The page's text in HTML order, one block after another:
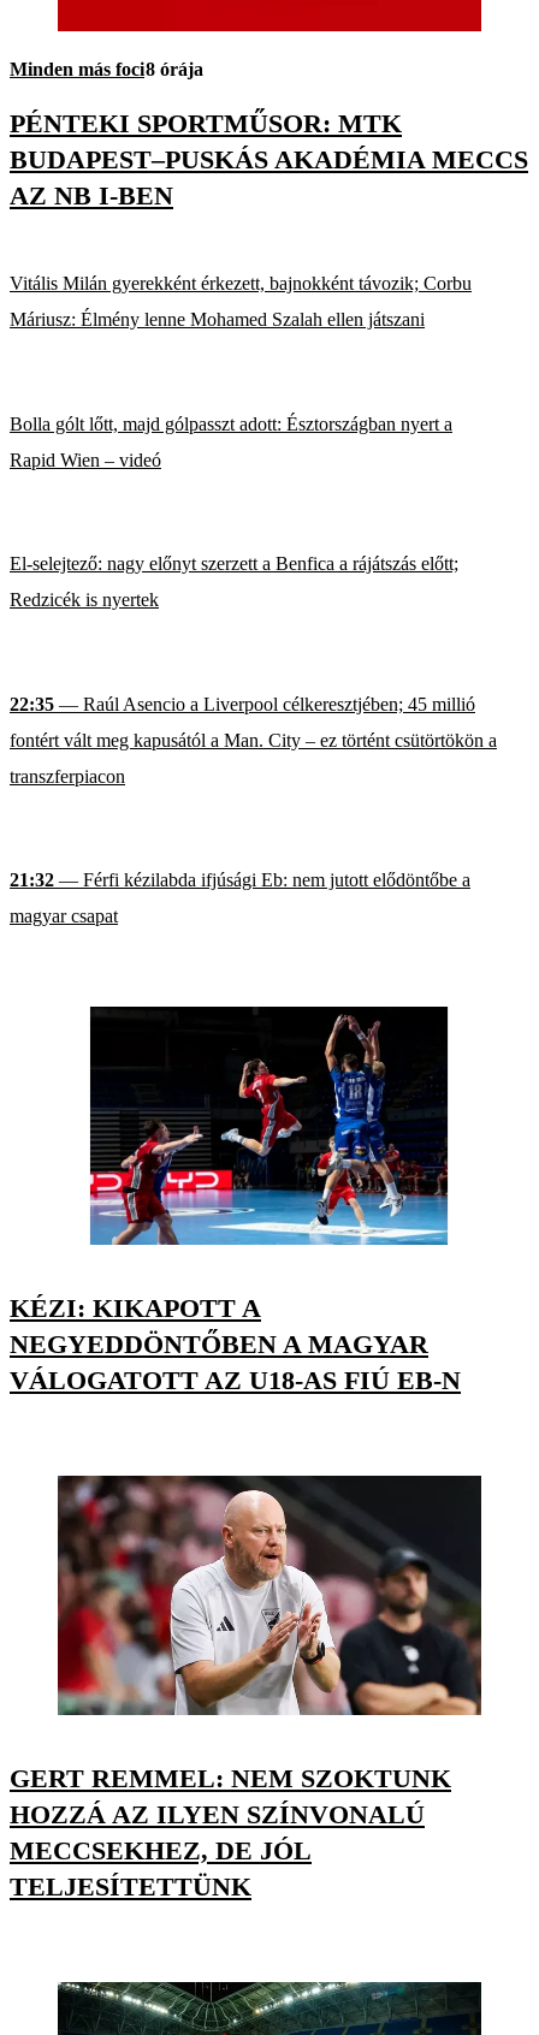
Minden más foci8 órája
PÉNTEKI SPORTMŰSOR: MTK
BUDAPEST–PUSKÁS AKADÉMIA MECCS
AZ NB I-BEN
Vitális Milán gyerekként érkezett, bajnokként távozik; Corbu
Máriusz: Élmény lenne Mohamed Szalah ellen játszani
Bolla gólt lőtt, majd gólpasszt adott: Észtországban nyert a
Rapid Wien – videó
El-selejtező: nagy előnyt szerzett a Benfica a rájátszás előtt;
Redzicék is nyertek
22:35 — Raúl Asencio a Liverpool célkeresztjében; 45 millió
fontért vált meg kapusától a Man. City – ez történt csütörtökön a
transzferpiacon
21:32 — Férfi kézilabda ifjúsági Eb: nem jutott elődöntőbe a
magyar csapat
KÉZI: KIKAPOTT A
NEGYEDDÖNTŐBEN A MAGYAR
VÁLOGATOTT AZ U18-AS FIÚ EB-N
GERT REMMEL: NEM SZOKTUNK
HOZZÁ AZ ILYEN SZÍNVONALÚ
MECCSEKHEZ, DE JÓL
TELJESÍTETTÜNK